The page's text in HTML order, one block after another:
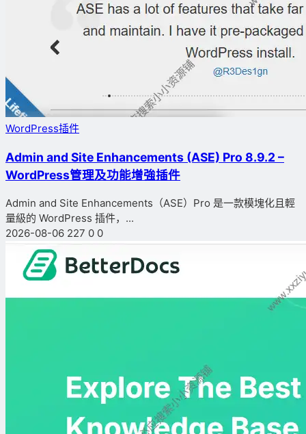
WordPress插件
Admin and Site Enhancements (ASE) Pro 8.9.2 –
WordPress管理及功能增強插件
Admin and Site Enhancements（ASE）Pro 是一款模塊化且輕
量級的 WordPress 插件，...
2026-08-06 227 0 0